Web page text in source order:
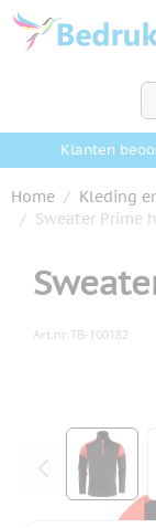
Ga naar de inhoud
Klanten
Home / Kleding
/ Sweater Prime
Art.nr. TB-100182
Klik om
View